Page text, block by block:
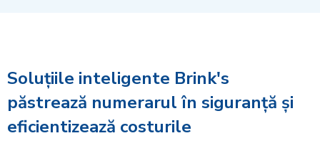
Soluțiile inteligente Brink's
păstrează numerarul în siguranță și
eficientizează costurile